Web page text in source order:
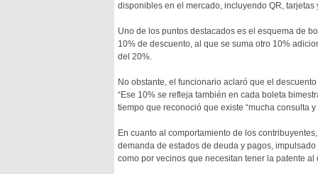
disponibles en el mercado, incluyendo QR, tarjetas
Uno de los puntos destacados es el esquema de
10% de descuento, al que se suma otro 10%
del 20%.
No obstante, el funcionario aclaró que el
“Ese 10% se refleja también en cada boleta
tiempo que reconoció que existe “mucha consulta
En cuanto al comportamiento de los
demanda de estados de deuda y pagos,
como por vecinos que necesitan tener la patente